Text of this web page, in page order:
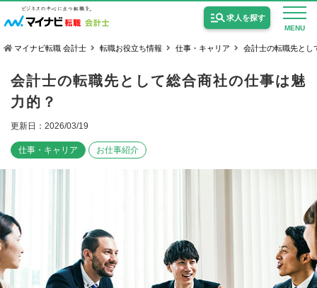
MENU
求人を探す
女性会計士の転職
マイナビ転職 会計士 転職お役立ち情報 仕事・キャリア 会計士の転職先とし
会計士の転職先として総合商社の仕事は魅
力的？
更新日：2026/03/19
仕事・キャリア お仕事紹介